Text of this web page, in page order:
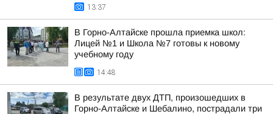
13:37
В Горно-Алтайске прошла приемка школ:
Лицей №1 и Школа №7 готовы к новому
учебному году
14:48
В результате двух ДТП, произошедших в
Горно-Алтайске и Шебалино, пострадали три